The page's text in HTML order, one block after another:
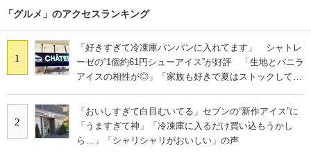
「グルメ」のアクセスランキング
1
「好きすぎて冷凍庫パンパンに入れてます」 シャトレ
ーゼの“1個約61円シューアイス”が好評 「生地とバニラ
アイスの相性が◎」「家族も好きで夏はストックして
2
「おいしすぎて白目むいてる」セブンの“新作アイス”に
「うますぎて神」「冷凍庫に入るだけ買い込もうかし
ら…」「シャリシャリがおいしい」の声